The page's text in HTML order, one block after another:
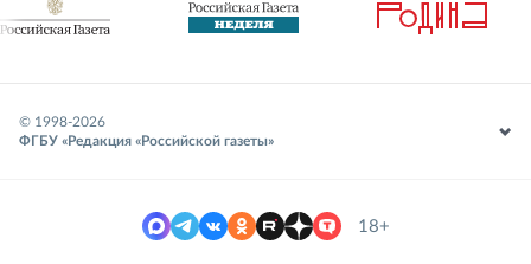
© 1998-2026
ФГБУ «Редакция «Российской газеты»
18+